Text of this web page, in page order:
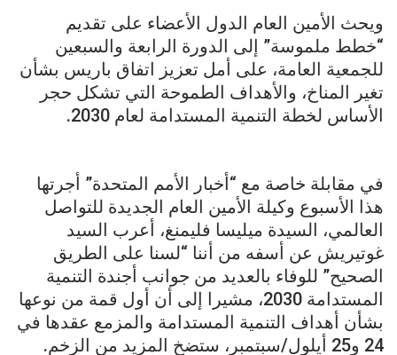
ويحث الأمين العام الدول الأعضاء على تقديم
“خطط ملموسة” إلى الدورة الرابعة والسبعين
للجمعية العامة، على أمل تعزيز اتفاق باريس بشأن
تغير المناخ، والأهداف الطموحة التي تشكل حجر
الأساس لخطة التنمية المستدامة لعام 2030.
في مقابلة خاصة مع “أخبار الأمم المتحدة” أجرتها
هذا الأسبوع وكيلة الأمين العام الجديدة للتواصل
العالمي، السيدة ميليسا فليمنغ، أعرب السيد
غوتيريش عن أسفه من أننا “لسنا على الطريق
الصحيح” للوفاء بالعديد من جوانب أجندة التنمية
المستدامة 2030، مشيرا إلى أن أول قمة من نوعها
بشأن أهداف التنمية المستدامة والمزمع عقدها في
24 و25 أيلول/سبتمبر، ستضخ المزيد من الزخم.